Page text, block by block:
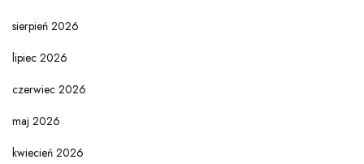
sierpień 2026
lipiec 2026
czerwiec 2026
maj 2026
kwiecień 2026